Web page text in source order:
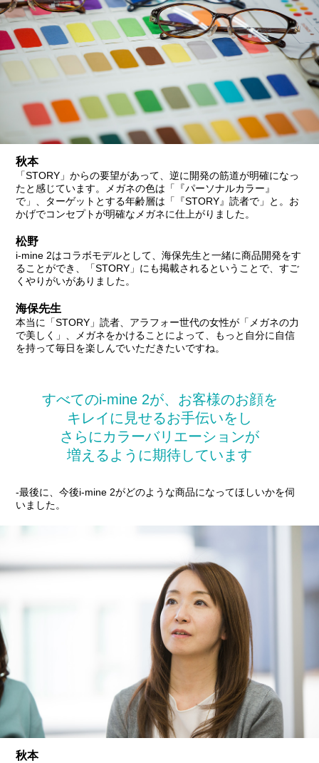
秋本
「STORY」からの要望があって、逆に開発の筋道が明確になっ
たと感じています。メガネの色は「『パーソナルカラー』
で」、ターゲットとする年齢層は「『STORY』読者で」と。お
かげでコンセプトが明確なメガネに仕上がりました。
松野
i-mine 2はコラボモデルとして、海保先生と一緒に商品開発をす
ることができ、「STORY」にも掲載されるということで、すご
くやりがいがありました。
海保先生
本当に「STORY」読者、アラフォー世代の女性が「メガネの力
で美しく」、メガネをかけることによって、もっと自分に自信
を持って毎日を楽しんでいただきたいですね。
すべてのi-mine 2が、お客様のお顔を
キレイに見せるお手伝いをし
さらにカラーバリエーションが
増えるように期待しています
-最後に、今後i-mine 2がどのような商品になってほしいかを伺
いました。
秋本